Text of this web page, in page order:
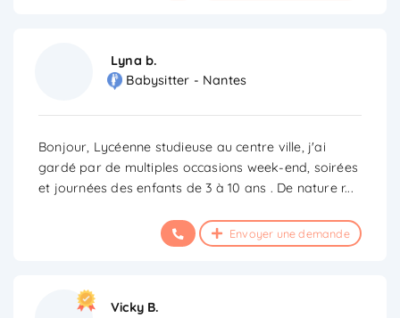
Lyna b.
Babysitter - Nantes
Bonjour, Lycéenne studieuse au centre ville, j'ai
gardé par de multiples occasions week-end, soirées
et journées des enfants de 3 à 10 ans . De nature r...
Envoyer une demande
Vicky B.